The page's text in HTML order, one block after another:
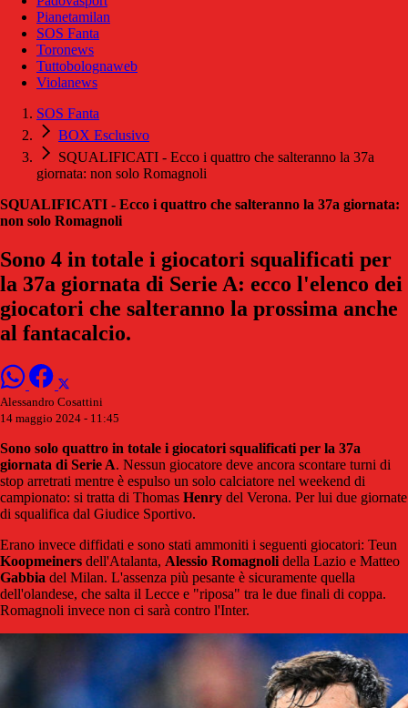
Pianetamilan
SOS Fanta
Toronews
Tuttobolognaweb
Violanews
SOS Fanta
BOX Esclusivo
SQUALIFICATI - Ecco i quattro che salteranno la 37a
giornata: non solo Romagnoli
SQUALIFICATI - Ecco i quattro che salteranno la 37a giornata:
non solo Romagnoli
Sono 4 in totale i giocatori squalificati per
la 37a giornata di Serie A: ecco l'elenco dei
giocatori che salteranno la prossima anche
al fantacalcio.
Alessandro Cosattini
14 maggio 2024 - 11:45
Sono solo quattro in totale i giocatori squalificati per la 37a
giornata di Serie A. Nessun giocatore deve ancora scontare turni di
stop arretrati mentre è espulso un solo calciatore nel weekend di
campionato: si tratta di Thomas Henry del Verona. Per lui due giornate
di squalifica dal Giudice Sportivo.
Erano invece diffidati e sono stati ammoniti i seguenti giocatori: Teun
Koopmeiners dell'Atalanta, Alessio Romagnoli della Lazio e Matteo
Gabbia del Milan. L'assenza più pesante è sicuramente quella
dell'olandese, che salta il Lecce e "riposa" tra le due finali di coppa.
Romagnoli invece non ci sarà contro l'Inter.